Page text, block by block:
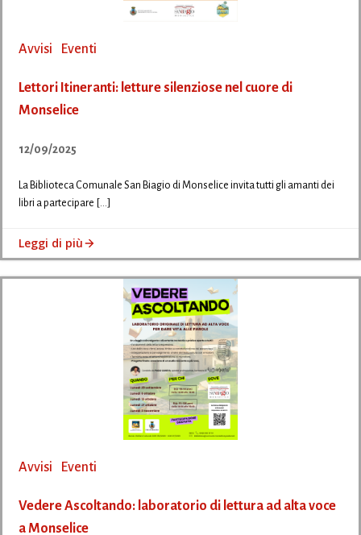
Avvisi Eventi
Lettori Itineranti: letture silenziose nel cuore di
Monselice
12/09/2025
La Biblioteca Comunale San Biagio di Monselice invita tutti gli amanti dei
libri a partecipare […]
Leggi di più
Avvisi Eventi
Vedere Ascoltando: laboratorio di lettura ad alta voce
a Monselice